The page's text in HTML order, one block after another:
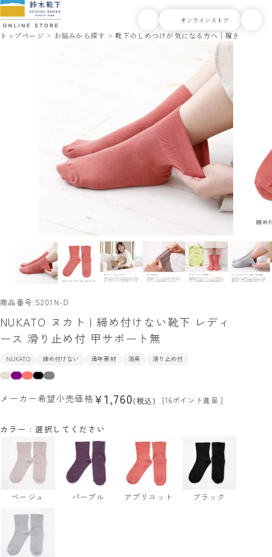
トップページ お悩みから探す 靴下のしめつけが気になる方へ｜履き口ゆった
商品番号 S201N-D
NUKATO ヌカト | 締め付けない靴下 レディ
ース 滑り止め付 甲サポート無
NUKATO 締め付けない 通年素材 消臭 滑り止め付
メーカー希望小売価格 ¥1,760 税込 [16ポイント進呈 ]
カラー 選択してください
ベージュ パープル アプリコット ブラック